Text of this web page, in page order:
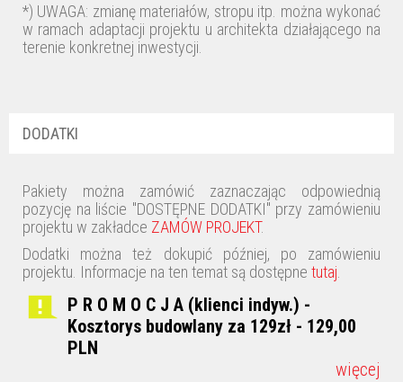
*) UWAGA: zmianę materiałów, stropu itp. można wykonać
w ramach adaptacji projektu u architekta działającego na
terenie konkretnej inwestycji.
DODATKI
Pakiety można zamówić zaznaczając odpowiednią
pozycję na liście "DOSTĘPNE DODATKI" przy zamówieniu
projektu w zakładce ZAMÓW PROJEKT.
Dodatki można też dokupić później, po zamówieniu
projektu. Informacje na ten temat są dostępne tutaj
P R O M O C J A (klienci indyw.) -
Kosztorys budowlany za 129zł - 129,00
PLN
więcej